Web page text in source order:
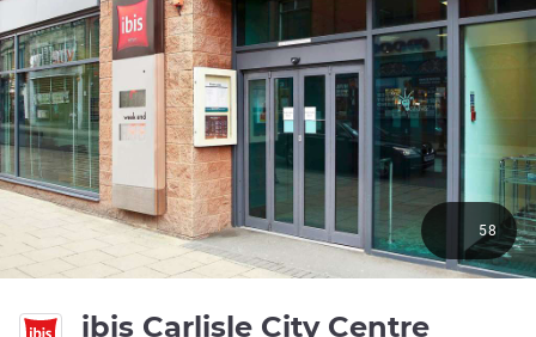
ibis Carlisle City Centre
58